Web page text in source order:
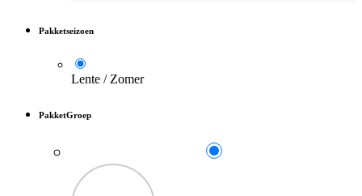
Pakketseizoen
Lente / Zomer
PakketGroep